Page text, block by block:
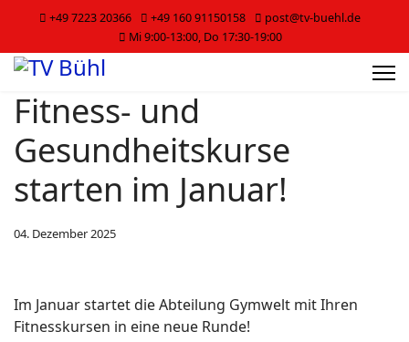
+49 7223 20366 +49 160 91150158
post@tv-buehl.de
Mi 9:00-13:00, Do 17:30-19:00
Fitness- und
Gesundheitskurse
starten im Januar!
04. Dezember 2025
Im Januar startet die Abteilung Gymwelt mit Ihren
Fitnesskursen in eine neue Runde!